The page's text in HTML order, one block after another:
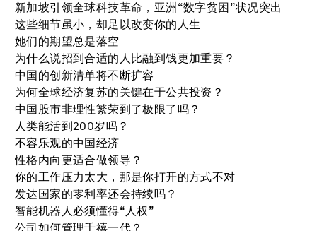
新加坡引领全球科技革命，亚洲“数字贫困”状况突出
这些细节虽小，却足以改变你的人生
她们的期望总是落空
为什么说招到合适的人比融到钱更加重要？
中国的创新清单将不断扩容
为何全球经济复苏的关键在于公共投资？
中国股市非理性繁荣到了极限了吗？
人类能活到200岁吗？
不容乐观的中国经济
性格内向更适合做领导？
你的工作压力太大，那是你打开的方式不对
发达国家的零利率还会持续吗？
智能机器人必须懂得“人权”
公司如何管理千禧一代？